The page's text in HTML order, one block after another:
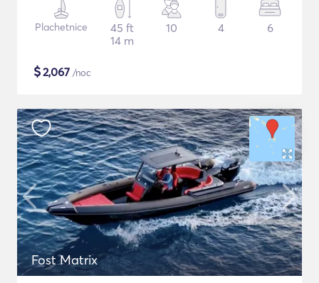
Plachetnice
45 ft
14 m
10 4 6
$2,067 /noc
Fost Matrix